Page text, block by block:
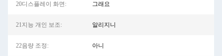
20디스플레이 화면: 그래요
21지능 개인 보조: 알리지니
22음량 조정: 아니